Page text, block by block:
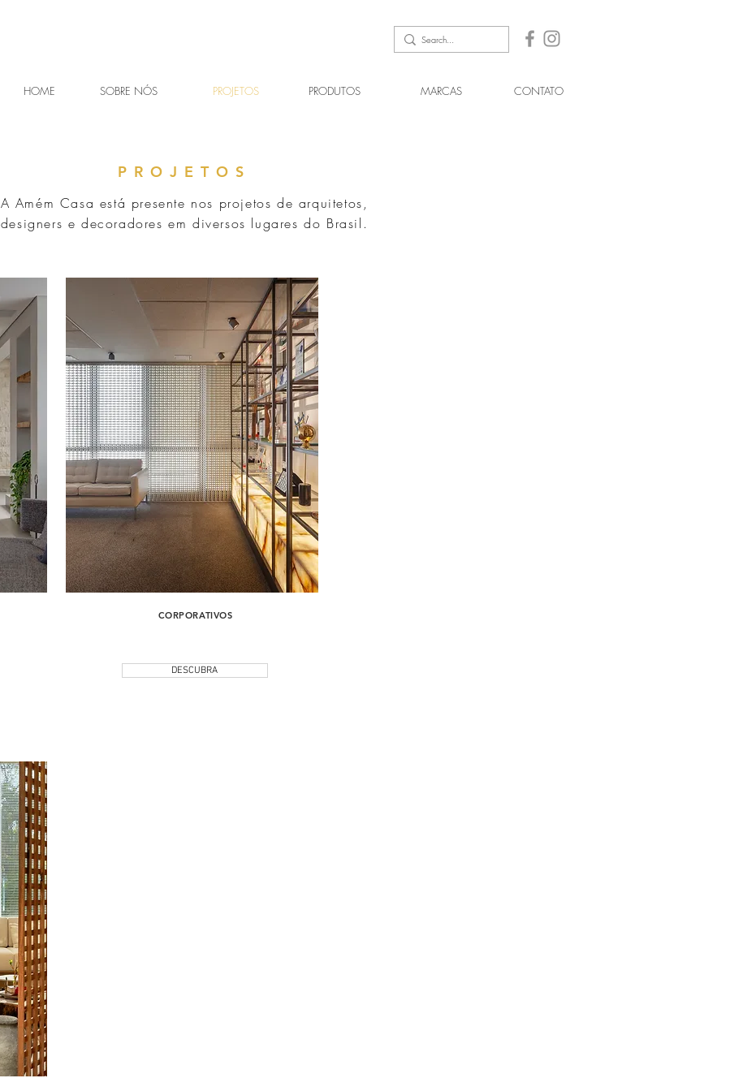
HOME SOBRE NÓS PROJETOS PRODUTOS MARCAS CONTATO
PROJETOS
A Amém Casa está presente nos projetos de arquitetos,
designers e decoradores em diversos lugares do Brasil.
CORPORATIVOS
DESCUBRA